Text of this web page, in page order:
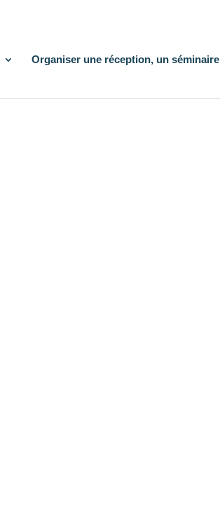
Organiser une réception, un séminaire